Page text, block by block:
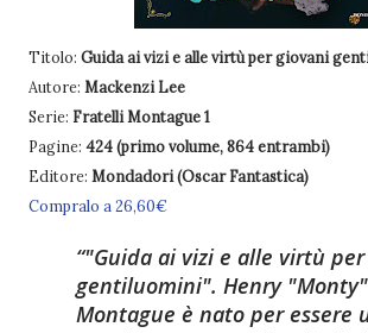
Titolo: Guida ai vizi e alle virtù per giovani
Autore: Mackenzi Lee
Serie: Fratelli Montague 1
Pagine: 424 (primo volume, 864 entrambi)
Editore: Mondadori (Oscar Fantastica)
Compralo a 26,60€
"Guida ai vizi e alle virtù
gentiluomini". Henry "Monty"
Montague è nato per essere